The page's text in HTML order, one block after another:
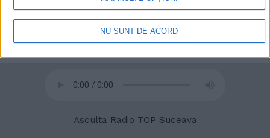
și făcând clic pe butonul "Confidențialitate" din partea de jos a
paginii web.
NU SUNT DE ACORD
Asculta Radio TOP Suceava